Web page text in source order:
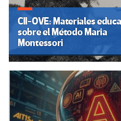
CII-OVE: Materiales
sobre el Método Maria
Montessori